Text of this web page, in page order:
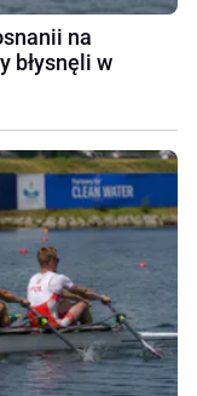
na
błysnęli w